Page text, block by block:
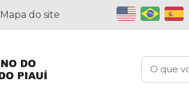
Mapa do site